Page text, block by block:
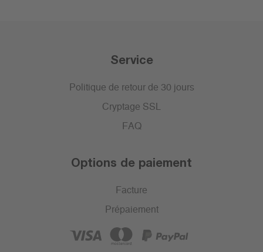
Service
Politique de retour de 30 jours
Cryptage SSL
FAQ
Options de paiement
Facture
Prépaiement